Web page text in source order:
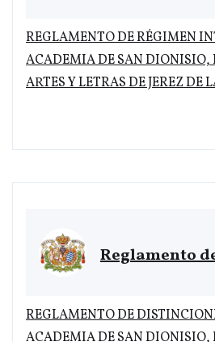
REGLAMENTO DE RÉGIMEN
ACADEMIA DE SAN DIONISIO,
ARTES Y LETRAS DE JEREZ DE
Reglamento
REGLAMENTO DE
ACADEMIA DE SAN DIONISIO,